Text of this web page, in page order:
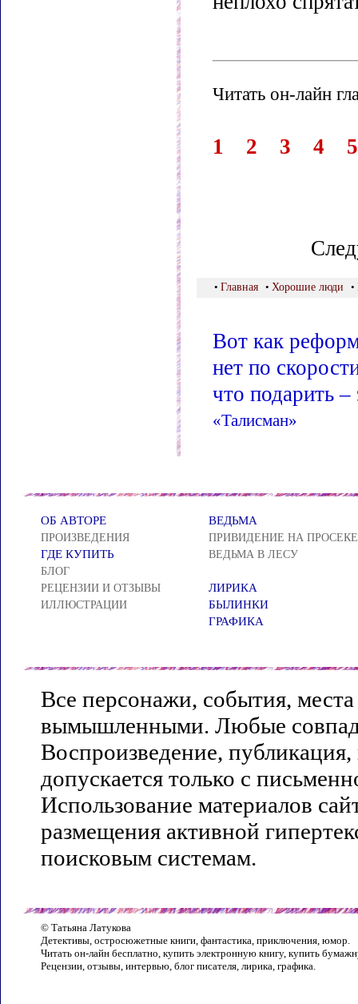
Читать он-лайн
1 2 3 4 5
• Главная • Хорошие люди •
Вот как
нет по
что подарить –
«Талисман»
ОБ АВТОРЕ
ПРОИЗВЕДЕНИЯ
ГДЕ КУПИТЬ
БЛОГ
РЕЦЕНЗИИ И ОТЗЫВЫ
ИЛЛЮСТРАЦИИ
ВЕДЬМА
ПРИВИДЕНИЕ НА ПРОСЕКЕ
ВЕДЬМА В ЛЕСУ
ЛИРИКА
БЫЛИНКИ
ГРАФИКА
Все персонажи, события, места
вымышленными. Любые
Воспроизведение,
допускается только с
Использование материалов
размещения активной
поисковым системам.
© Татьяна Латукова
Детективы, остросюжетные книги, фантастика, приключения, юмор.
Читать он-лайн бесплатно, купить электронную книгу, купить
Рецензии, отзывы, интервью, блог писателя, лирика, графика.